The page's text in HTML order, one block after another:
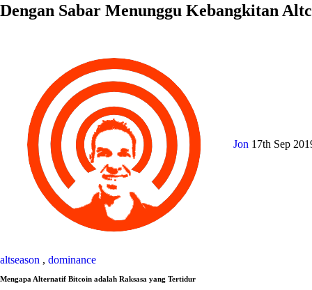
Dengan Sabar Menunggu Kebangkitan
Jon 17th Sep
altseason , dominance
Mengapa Alternatif Bitcoin adalah Raksasa yang Tertidur